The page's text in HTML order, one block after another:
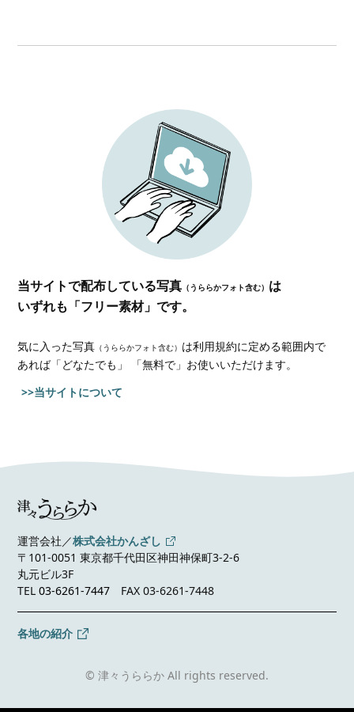
当サイトで配布している写真 （うららかフォト含む） は
いずれも「フリー素材」です。
気に入った写真 （うららかフォト含む） は利用規約に定める範囲内で
あれば「どなたでも」 「無料で」お使いいただけます。
>>当サイトについて
運営会社／株式会社かんざし
〒101-0051 東京都千代田区神田神保町3-2-6
丸元ビル3F
TEL03-6261-7447 FAX 03-6261-7448
各地の紹介
© 津々うららか All rights reserved.